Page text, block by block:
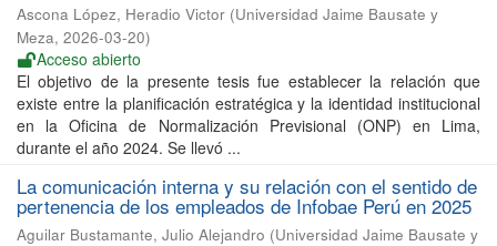
Ascona López, Heradio Victor (Universidad Jaime Bausate y
Meza, 2026-03-20)
Acceso abierto
El objetivo de la presente tesis fue establecer la relación que
existe entre la planificación estratégica y la identidad institucional
en la Oficina de Normalización Previsional (ONP) en Lima,
durante el año 2024. Se llevó ...
La comunicación interna y su relación con el sentido de
pertenencia de los empleados de Infobae Perú en 2025
Aguilar Bustamante, Julio Alejandro (Universidad Jaime Bausate y